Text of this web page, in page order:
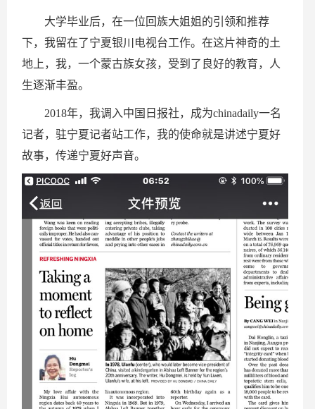
大学毕业后，在一位回族大姐姐的引领和推荐
下，我留在了宁夏银川电视台工作。在这片神奇的土
地上，我，一个蒙古族女孩，受到了良好的教育，人
生逐渐丰盈。
2018年，我调入中国日报社，成为chinadaily一名
记者，驻宁夏记者站工作，我的使命就是讲述宁夏好
故事，传递宁夏好声音。